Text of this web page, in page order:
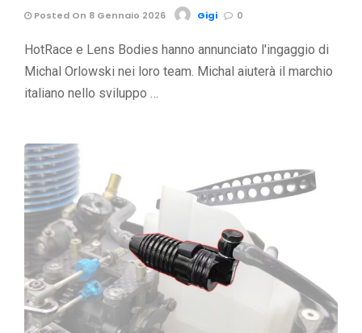
Posted On 8 Gennaio 2026 Gigi 0
HotRace e Lens Bodies hanno annunciato l'ingaggio di
Michal Orlowski nei loro team. Michal aiuterà il marchio
italiano nello sviluppo …